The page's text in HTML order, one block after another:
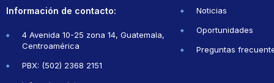
Información de contacto:
4 Avenida 10-25 zona 14, Guatemala,
Centroamérica
PBX: (502) 2368 2151
Noticias
Oportunidades
Preguntas